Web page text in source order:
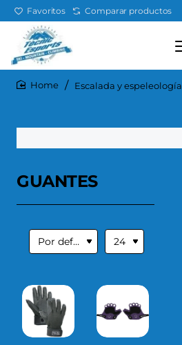
Favoritos Comparar productos
Escalada y espeleología
GUANTES